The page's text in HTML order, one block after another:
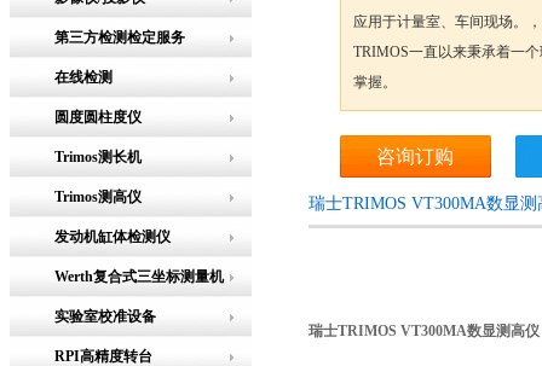
第三方检测检定服务
在线检测
圆度圆柱度仪
Trimos测长机
Trimos测高仪
发动机缸体检测仪
Werth复合式三坐标测量机
实验室校准设备
RPI高精度转台
应用于计量室、车间现场。
TRIMOS一直以来秉承着一
掌握。
咨询订购
瑞士TRIMOS VT300MA数显
瑞士TRIMOS VT300MA数显测高仪